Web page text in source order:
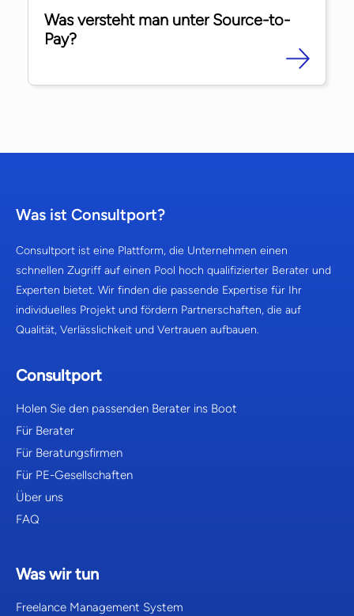
Was versteht man unter Source-to-
Pay?
Was ist Consultport?
Consultport ist eine Plattform, die Unternehmen einen
schnellen Zugriff auf einen Pool hoch qualifizierter Berater und
Experten bietet. Wir finden die passende Expertise für Ihr
individuelles Projekt und fördern Partnerschaften, die auf
Qualität, Verlässlichkeit und Vertrauen aufbauen.
Consultport
Holen Sie den passenden Berater ins Boot
Für Berater
Für Beratungsfirmen
Für PE-Gesellschaften
Über uns
FAQ
Was wir tun
Freelance Management System